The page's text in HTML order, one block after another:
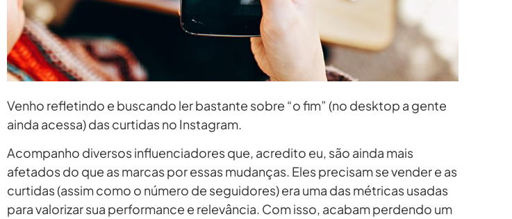
Venho refletindo e buscando ler bastante sobre “o fim” (no desktop a gente
ainda acessa) das curtidas no Instagram.
Acompanho diversos influenciadores que, acredito eu, são ainda mais
afetados do que as marcas por essas mudanças. Eles precisam se vender e as
curtidas (assim como o número de seguidores) era uma das métricas usadas
para valorizar sua performance e relevância. Com isso, acabam perdendo um